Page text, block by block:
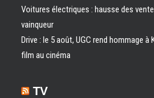
Voitures électriques : hausse des
vainqueur
Drive : le 5 août, UGC rend hommage
film au cinéma
TV